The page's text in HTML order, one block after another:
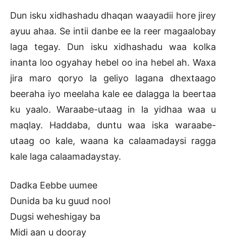
Dun isku xidhashadu dhaqan waayadii hore jirey
ayuu ahaa. Se intii danbe ee la reer magaalobay
laga tegay. Dun isku xidhashadu waa kolka
inanta loo ogyahay hebel oo ina hebel ah. Waxa
jira maro qoryo la geliyo lagana dhextaago
beeraha iyo meelaha kale ee dalagga la beertaa
ku yaalo. Waraabe-utaag in la yidhaa waa u
maqlay. Haddaba, duntu waa iska waraabe-
utaag oo kale, waana ka calaamadaysi ragga
kale laga calaamadaystay.
Dadka Eebbe uumee
Dunida ba ku guud nool
Dugsi weheshigay ba
Midi aan u dooray